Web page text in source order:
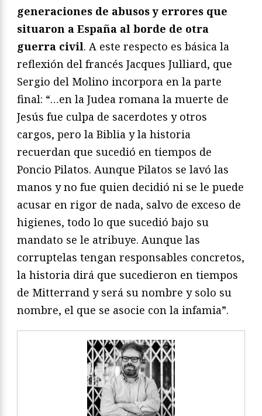
generaciones de abusos y errores que
situaron a España al borde de otra
guerra civil. A este respecto es básica la
reflexión del francés Jacques Julliard, que
Sergio del Molino incorpora en la parte
final: “…en la Judea romana la muerte de
Jesús fue culpa de sacerdotes y otros
cargos, pero la Biblia y la historia
recuerdan que sucedió en tiempos de
Poncio Pilatos. Aunque Pilatos se lavó las
manos y no fue quien decidió ni se le puede
acusar en rigor de nada, salvo de exceso de
higienes, todo lo que sucedió bajo su
mandato se le atribuye. Aunque las
corruptelas tengan responsables concretos,
la historia dirá que sucedieron en tiempos
de Mitterrand y será su nombre y solo su
nombre, el que se asocie con la infamia”.